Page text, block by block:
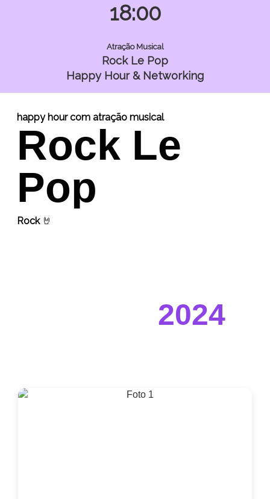
18:00
Atração Musical
Rock Le Pop
Happy Hour & Networking
happy hour com atração musical
Rock Le
Pop
Rock 🤘
2024